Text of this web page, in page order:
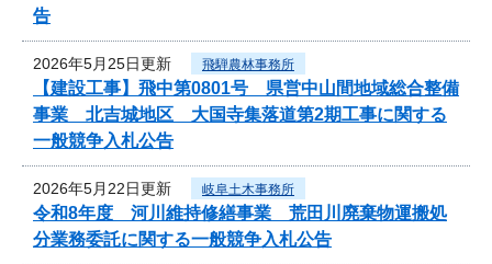
告
2026年5月25日更新 飛騨農林事務所
【建設工事】飛中第0801号 県営中山間地域総合整備
事業 北吉城地区 大国寺集落道第2期工事に関する
一般競争入札公告
2026年5月22日更新 岐阜土木事務所
令和8年度 河川維持修繕事業 荒田川廃棄物運搬処
分業務委託に関する一般競争入札公告